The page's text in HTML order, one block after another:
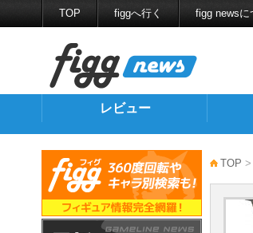
TOP figgへ行く figg newsに
レビュー
TOP >